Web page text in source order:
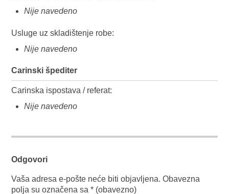
Nije navedeno
Usluge uz skladištenje robe:
Nije navedeno
Carinski špediter
Carinska ispostava / referat:
Nije navedeno
Odgovori
Vaša adresa e-pošte neće biti objavljena. Obavezna
polja su označena sa* (obavezno)